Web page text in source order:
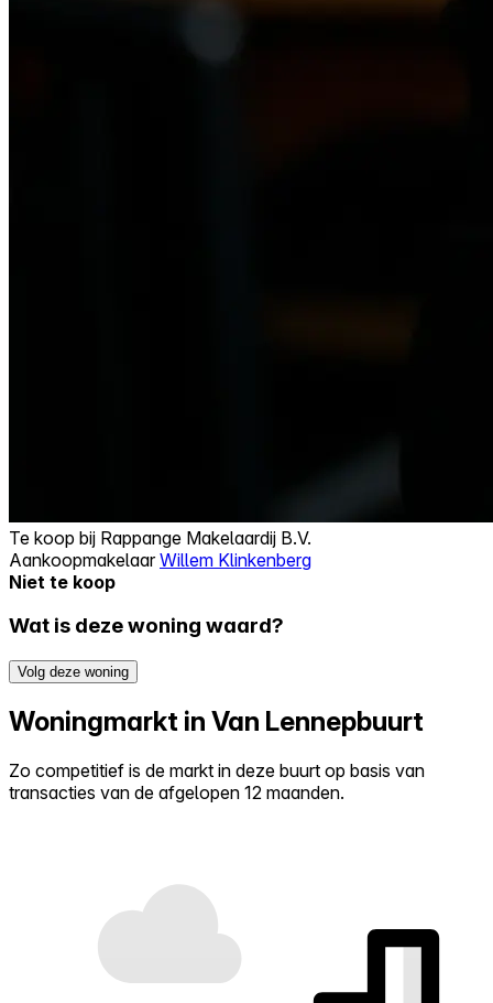
Te koop bij Rappange Makelaardij B.V.
AankoopmakelaarWillem Klinkenberg
Niet te koop
Wat is deze woning waard?
Volg deze woning
Woningmarkt in Van Lennepbuurt
Zo competitief is de markt in deze buurt op basis van
transacties van de afgelopen 12 maanden.